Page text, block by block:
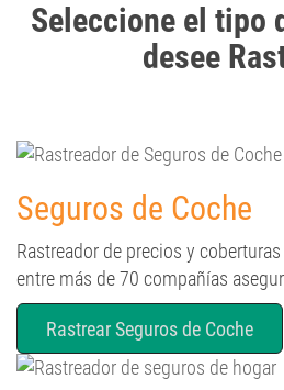
Seleccione el tipo
desee
Seguros de Coche
Rastreador de precios y
entre más de 70 compañías
Rastrear Seguros de Coche